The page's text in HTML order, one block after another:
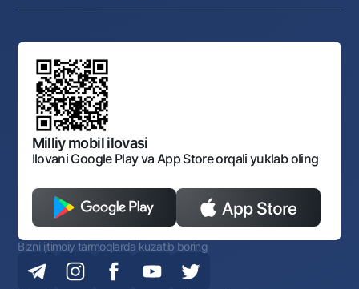
Bank tarkibi
Aksilkorrupsiya
Korporativ uslub
Sayt haritasi
Auksionlar
Ofis va bankomatlar
Shaxsiy ma'lumotlarni qayta ishlashga rozilik berish
O‘zbekiston Tasviriy san’at galereyasi
Standart shartnomalar
Normativ-huquqiy hujjatlar loyihalarini muhokama qilish
Normativ huquqiy hujjatlar
O'zbekiston Respublikasi Tashqi Iqtisodiy Faoliyat Milliy
Bankining ish tartibi va rejimi
Ochiq ma'lumotlar
Monopoliyaga qarshi komplaens
Milliy mobil ilovasi
Ilovani Google Play va App Store orqali yuklab oling
Bizni ijtimoiy tarmoqlarda kuzatib boring